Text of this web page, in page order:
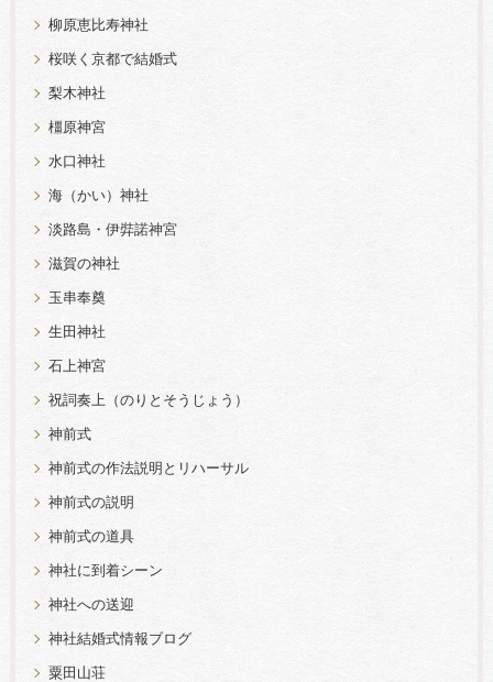
柳原恵比寿神社
桜咲く京都で結婚式
梨木神社
橿原神宮
水口神社
海（かい）神社
淡路島・伊弉諾神宮
滋賀の神社
玉串奉奠
生田神社
石上神宮
祝詞奏上（のりとそうじょう）
神前式
神前式の作法説明とリハーサル
神前式の説明
神前式の道具
神社に到着シーン
神社への送迎
神社結婚式情報ブログ
粟田山荘